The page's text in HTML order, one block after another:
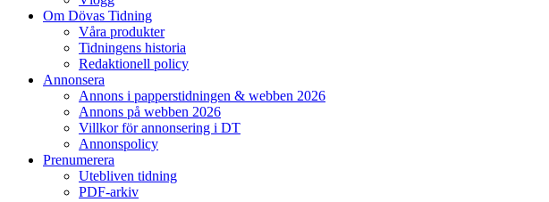
Om Dövas Tidning
Våra produkter
Tidningens historia
Redaktionell policy
Annonsera
Annons i papperstidningen & webben 2026
Annons på webben 2026
Villkor för annonsering i DT
Annonspolicy
Prenumerera
Utebliven tidning
PDF-arkiv